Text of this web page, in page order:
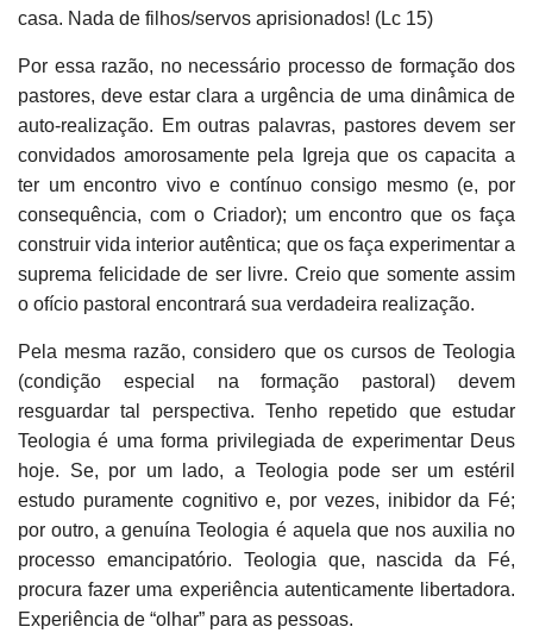
casa. Nada de filhos/servos aprisionados! (Lc 15)
Por essa razão, no necessário processo de formação dos
pastores, deve estar clara a urgência de uma dinâmica de
auto-realização. Em outras palavras, pastores devem ser
convidados amorosamente pela Igreja que os capacita a
ter um encontro vivo e contínuo consigo mesmo (e, por
consequência, com o Criador); um encontro que os faça
construir vida interior autêntica; que os faça experimentar a
suprema felicidade de ser livre. Creio que somente assim
o ofício pastoral encontrará sua verdadeira realização.
Pela mesma razão, considero que os cursos de Teologia
(condição especial na formação pastoral) devem
resguardar tal perspectiva. Tenho repetido que estudar
Teologia é uma forma privilegiada de experimentar Deus
hoje. Se, por um lado, a Teologia pode ser um estéril
estudo puramente cognitivo e, por vezes, inibidor da Fé;
por outro, a genuína Teologia é aquela que nos auxilia no
processo emancipatório. Teologia que, nascida da Fé,
procura fazer uma experiência autenticamente libertadora.
Experiência de “olhar” para as pessoas.